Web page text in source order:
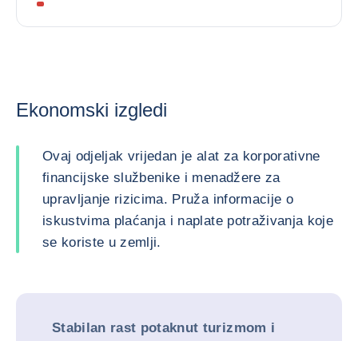
Ekonomski izgledi
Ovaj odjeljak vrijedan je alat za korporativne
financijske službenike i menadžere za
upravljanje rizicima. Pruža informacije o
iskustvima plaćanja i naplate potraživanja koje
se koriste u zemlji.
Stabilan rast potaknut turizmom i